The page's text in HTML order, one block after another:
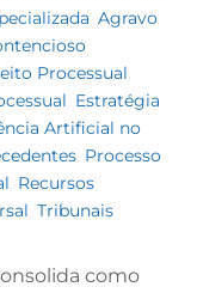
,Agravo
Processual
Estratégia
Artificial no
Processo
Recursos
,Tribunais
como